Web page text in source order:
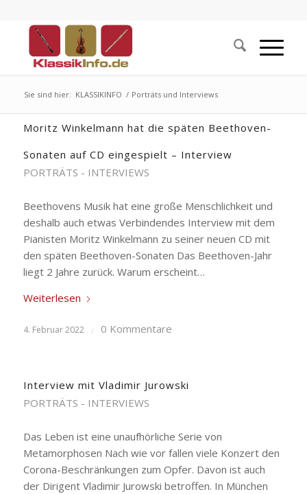
Sie sind hier: KLASSIKINFO / Porträts und Interviews
Moritz Winkelmann hat die späten Beethoven-
Sonaten auf CD eingespielt – Interview
PORTRÄTS - INTERVIEWS
Beethovens Musik hat eine große Menschlichkeit und
deshalb auch etwas Verbindendes Interview mit dem
Pianisten Moritz Winkelmann zu seiner neuen CD mit
den späten Beethoven-Sonaten Das Beethoven-Jahr
liegt 2 Jahre zurück. Warum erscheint…
Weiterlesen
4. Februar 2022 / 0 Kommentare
Interview mit Vladimir Jurowski
PORTRÄTS - INTERVIEWS
Das Leben ist eine unaufhörliche Serie von
Metamorphosen Nach wie vor fallen viele Konzert den
Corona-Beschränkungen zum Opfer. Davon ist auch
der Dirigent Vladimir Jurowski betroffen. In München